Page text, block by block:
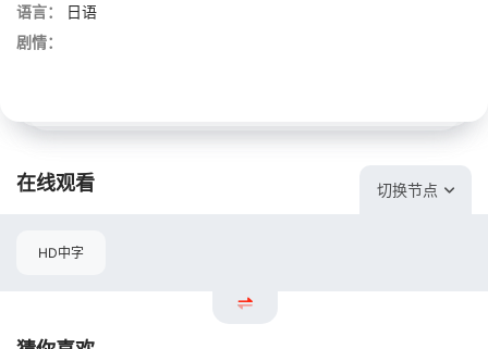
语言：
日语
剧情：
在线观看 切换节点
HD中字